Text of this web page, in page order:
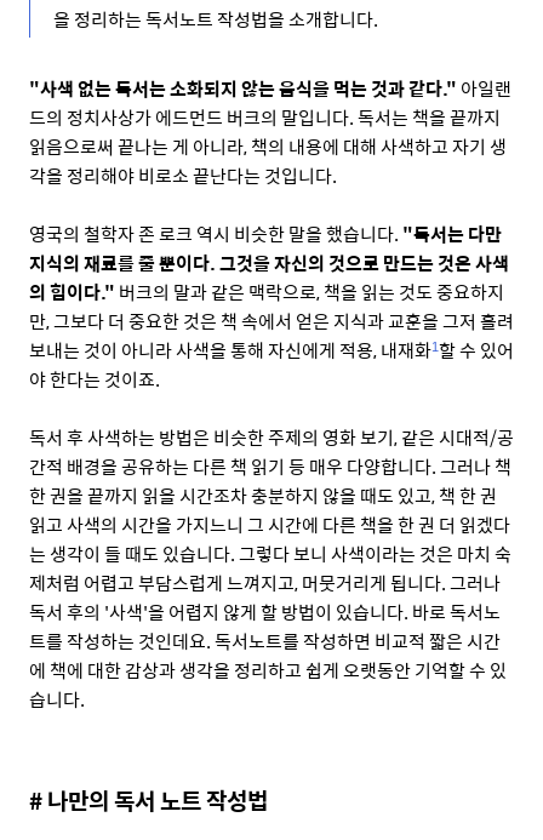
을 정리하는 독서노트 작성법을 소개합니다.
"사색 없는 독서는 소화되지 않는 음식을 먹는 것과 같다." 아일랜
드의 정치사상가 에드먼드 버크의 말입니다. 독서는 책을 끝까지
읽음으로써 끝나는 게 아니라, 책의 내용에 대해 사색하고 자기 생
각을 정리해야 비로소 끝난다는 것입니다.
영국의 철학자 존 로크 역시 비슷한 말을 했습니다. "독서는 다만
지식의 재료를 줄 뿐이다. 그것을 자신의 것으로 만드는 것은 사색
의 힘이다." 버크의 말과 같은 맥락으로, 책을 읽는 것도 중요하지
만, 그보다 더 중요한 것은 책 속에서 얻은 지식과 교훈을 그저 흘려
보내는 것이 아니라 사색을 통해 자신에게 적용, 내재화1할 수 있어
야 한다는 것이죠.
독서 후 사색하는 방법은 비슷한 주제의 영화 보기, 같은 시대적/공
간적 배경을 공유하는 다른 책 읽기 등 매우 다양합니다. 그러나 책
한 권을 끝까지 읽을 시간조차 충분하지 않을 때도 있고, 책 한 권
읽고 사색의 시간을 가지느니 그 시간에 다른 책을 한 권 더 읽겠다
는 생각이 들 때도 있습니다. 그렇다 보니 사색이라는 것은 마치 숙
제처럼 어렵고 부담스럽게 느껴지고, 머뭇거리게 됩니다. 그러나
독서 후의 '사색'을 어렵지 않게 할 방법이 있습니다. 바로 독서노
트를 작성하는 것인데요. 독서노트를 작성하면 비교적 짧은 시간
에 책에 대한 감상과 생각을 정리하고 쉽게 오랫동안 기억할 수 있
습니다.
# 나만의 독서 노트 작성법